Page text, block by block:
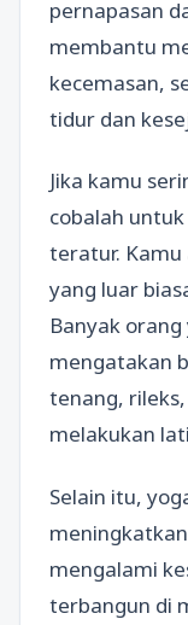
pernapasan
membantu
kecemasan,
tidur dan
Jika kamu
cobalah
teratur. Kamu
yang luar
Banyak
mengatakan
tenang,
melakukan
Selain itu,
mengalami
terbangun di